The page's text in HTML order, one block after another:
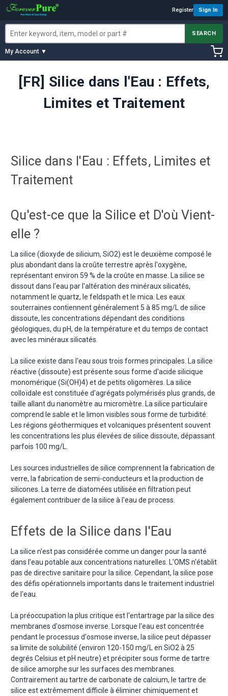
Register Sign In
SEARCH
My Account ▼
[FR] Silice dans l'Eau : Effets,
Limites et Traitement
Silice dans l'Eau : Effets, Limites et
Traitement
Qu'est-ce que la Silice et D'où Vient-
elle ?
La silice (dioxyde de silicium, SiO2) est le deuxième composé le
plus abondant dans la croûte terrestre après l'oxygène,
représentant environ 59 % de la croûte en masse. La silice se
dissout dans l'eau par l'altération des minéraux silicatés,
notamment le quartz, le feldspath et le mica. Les eaux
souterraines contiennent généralement 5 à 85 mg/L de silice
dissoute, les concentrations dépendant des conditions
géologiques, du pH, de la température et du temps de contact
avec les minéraux silicatés.
La silice existe dans l'eau sous trois formes principales. La silice
réactive (dissoute) est présente sous forme d'acide silicique
monomérique (Si(OH)4) et de petits oligomères. La silice
colloïdale est constituée d'agrégats polymérisés plus grands, de
taille allant du nanomètre au micromètre. La silice particulaire
comprend le sable et le limon visibles sous forme de turbidité.
Les régions géothermiques et volcaniques présentent souvent
les concentrations les plus élevées de silice dissoute, dépassant
parfois 100 mg/L.
Les sources industrielles de silice comprennent la fabrication de
verre, la fabrication de semi-conducteurs et la production de
silicones. La terre de diatomées utilisée en filtration peut
également contribuer de la silice à l'eau de process.
Effets de la Silice dans l'Eau
La silice n'est pas considérée comme un danger pour la santé
dans l'eau potable aux concentrations naturelles. L'OMS n'établit
pas de directive sanitaire pour la silice. Cependant, la silice pose
des défis opérationnels importants dans le traitement industriel
de l'eau.
La préoccupation la plus critique est l'entartrage par la silice des
membranes d'osmose inverse. Lorsque l'eau est concentrée
pendant le processus d'osmose inverse, la silice peut dépasser
sa limite de solubilité (environ 120-150 mg/L en SiO2 à 25
degrés Celsius et pH neutre) et précipiter sous forme de tartre
de silice amorphe sur les surfaces des membranes.
Contrairement au tartre de carbonate de calcium, le tartre de
silice est extrêmement difficile à éliminer chimiquement et